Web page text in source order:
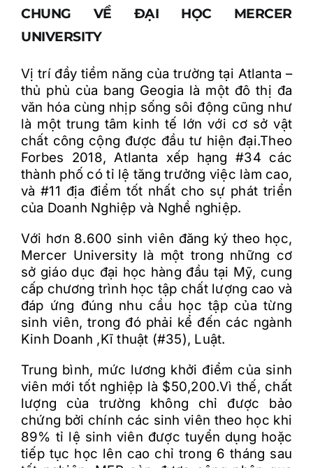
CHUNG VỀ ĐẠI HỌC MERCER
UNIVERSITY
Vị trí đầy tiềm năng của trường tại Atlanta –
thủ phủ của bang Geogia là một đô thị đa
văn hóa cùng nhịp sống sôi động cũng như
là một trung tâm kinh tế lớn với cơ sở vật
chất công cộng được đầu tư hiện đại.Theo
Forbes 2018, Atlanta xếp hạng #34 các
thành phố có tỉ lệ tăng trưởng việc làm cao,
và #11 địa điểm tốt nhất cho sự phát triển
của Doanh Nghiệp và Nghề nghiệp.
Với hơn 8.600 sinh viên đăng ký theo học,
Mercer University là một trong những cơ
sở giáo dục đại học hàng đầu tại Mỹ, cung
cấp chương trình học tập chất lượng cao và
đáp ứng đúng nhu cầu học tập của từng
sinh viên, trong đó phải kể đến các ngành
Kinh Doanh ,Kĩ thuật (#35), Luật.
Trung bình, mức lương khởi điểm của sinh
viên mới tốt nghiệp là $50,200.Vì thế, chất
lượng của trường không chỉ được bảo
chứng bởi chính các sinh viên theo học khi
89% tỉ lệ sinh viên được tuyển dụng hoặc
tiếp tục học lên cao chỉ trong 6 tháng sau